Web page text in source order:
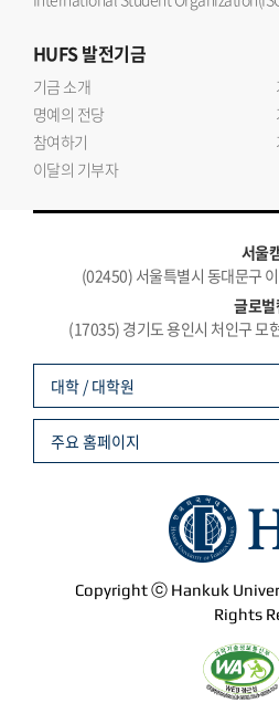
HUFS발전기금
기금 소개
명예의 전당
참여하기
이달의 기부자
서울
(02450) 서울특별시 동대문구
글로
(17035) 경기도 용인시 처인구
Copyright ⓒ Hankuk
Rights
대학 / 대학원
주요 홈페이지